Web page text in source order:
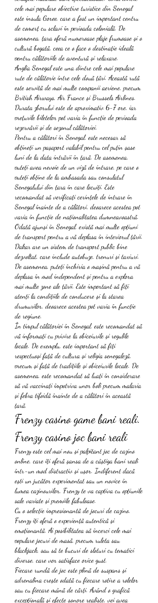
cele mai populare obiective turistice din Senegal
este insula Goree, care a fost un important centru
de comerț cu sclavi în perioada colonială. De
asemenea, țara oferă numeroase plaje frumoase și o
cultură bogată, ceea ce o face o destinație ideală
pentru călătoriile de aventură și relaxare.
Anglia Senegal este una dintre cele mai populare
rute de călătorie între cele două țări. Această rută
este servită de mai multe companii aeriene, precum
British Airways, Air France și Brussels Airlines.
Durata zborului este de aproximativ 6-7 ore, iar
prețurile biletelor pot varia în funcție de perioada
rezervării și de sezonul călătoriei.
Pentru a călători în Senegal, este necesar să
obțineți un pașaport valabil pentru cel puțin șase
luni de la data intrării în țară. De asemenea,
puteți avea nevoie de un viză de intrare, pe care o
puteți obține de la ambasada sau consulatul
Senegalului din țara în care locuiți. Este
recomandat să verificați cerințele de intrare în
Senegal înainte de a călători, deoarece acestea pot
varia în funcție de naționalitatea dumneavoastră.
Odată ajunși în Senegal, există mai multe opțiuni
de transport pentru a vă deplasa în interiorul țării.
Dakar are un sistem de transport public bine
dezvoltat, care include autobuze, trenuri și taxiuri.
De asemenea, puteți închiria o mașină pentru a vă
deplasa în mod independent și pentru a explora
mai multe zone ale țării. Este important să fiți
atenți la condițiile de conducere și la starea
drumurilor, deoarece acestea pot varia în funcție
de regiune.
În timpul călătoriei în Senegal, este recomandat să
vă informați cu privire la obiceiurile și regulile
locale. De exemplu, este important să fiți
respectuoși față de cultura și religia senegaleză,
precum și față de tradițiile și obiceiurile locale. De
asemenea, este recomandat să luați în considerare
să vă vaccinați împotriva unor boli precum malaria
și febra tifoidă înainte de a călători în această
țară.
Frenzy casino game bani reali.
Frenzy casino joc bani reali
Frenzy este cel mai nou și palpitant joc de cazino
online, care îți oferă șansa de a câștiga bani reali
într-un mod distractiv și ușor. Indiferent dacă
ești un jucător experimentat sau un novice în
lumea cazinourilor, Frenzy te va captiva cu opțiunile
sale variate și premiile fabuloase.
Cu o selecție impresionantă de jocuri de cazino,
Frenzy îți oferă o experiență autentică și
emoționantă. Ai posibilitatea să încerci cele mai
populare jocuri de masă, precum ruleta sau
blackjack, sau să te bucuri de sloturi cu tematici
diverse, care vor satisface orice gust.
Fiecare rundă de joc este plină de suspans și
adrenalina crește odată cu fiecare rotire a rolelor
sau cu fiecare mână de cărți. Având o grafică
excepțională și efecte sonore realiste, vei avea